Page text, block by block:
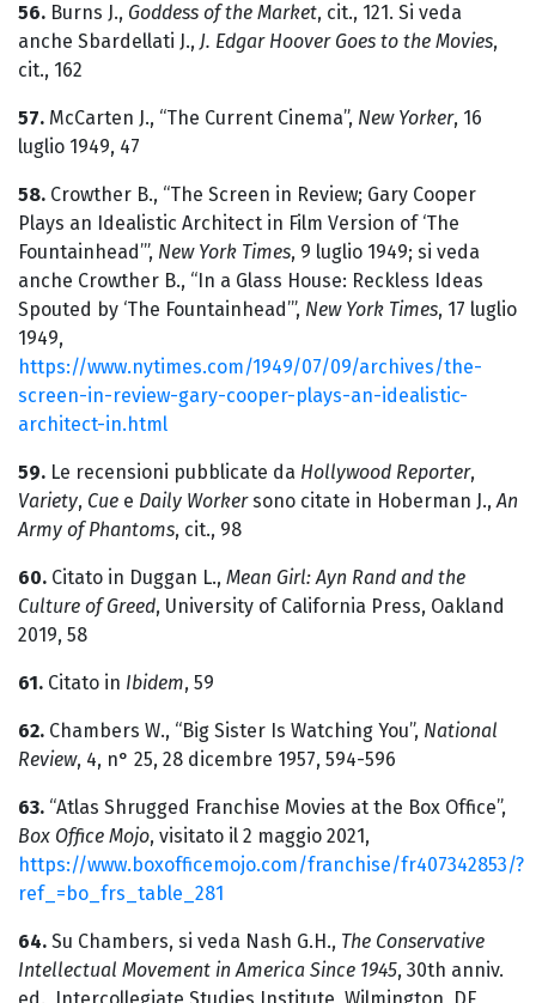
56. Burns J., Goddess of the Market, cit., 121. Si veda
anche Sbardellati J., J. Edgar Hoover Goes to the Movies,
cit., 162
57. McCarten J., “The Current Cinema”, New Yorker, 16
luglio 1949, 47
58. Crowther B., “The Screen in Review; Gary Cooper
Plays an Idealistic Architect in Film Version of ‘The
Fountainhead’”, New York Times, 9 luglio 1949; si veda
anche Crowther B., “In a Glass House: Reckless Ideas
Spouted by ‘The Fountainhead’”, New York Times, 17 luglio
1949,
https://www.nytimes.com/1949/07/09/archives/the-
screen-in-review-gary-cooper-plays-an-idealistic-
architect-in.html
59. Le recensioni pubblicate da Hollywood Reporter,
Variety, Cue e Daily Workersono citate in Hoberman J.,An
Army of Phantoms, cit., 98
60. Citato in Duggan L., Mean Girl: Ayn Rand and the
Culture of Greed, University of California Press, Oakland
2019, 58
61. Citato in Ibidem, 59
62. Chambers W., “Big Sister Is Watching You”, National
Review, 4, n° 25, 28 dicembre 1957, 594-596
63. “Atlas Shrugged Franchise Movies at the Box Office”,
Box Office Mojo, visitato il 2 maggio 2021,
https://www.boxofficemojo.com/franchise/fr407342853/?
ref_=bo_frs_table_281
64. Su Chambers, si veda Nash G.H., The Conservative
Intellectual Movement in America Since 1945, 30th anniv.